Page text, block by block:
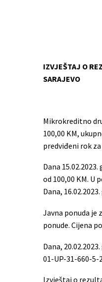
IZVJEŠTAJ O
SARAJEVO
Mikrokreditno
100,00 KM,
predviđeni rok
Dana
od 100,00 KM. U
Dana,
Javna ponuda je
ponude. Cijena
Dana,
01-UP-31-660-5-
Izvještaj o